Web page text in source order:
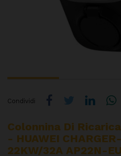
Condividi
Colonnina Di
- HUAWEI
22KW/32A AP22N-EU